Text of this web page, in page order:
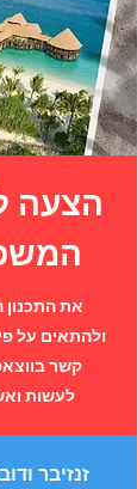
הצעה
את התכנון
ולהתאים על
קשר
לעשות
זנזיבר